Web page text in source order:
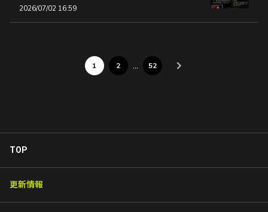
2026/07/02 16:59
1 2 … 52
TOP
更新情報